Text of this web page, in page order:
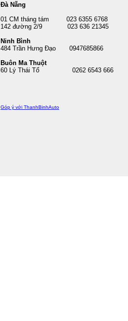
Đà Nẵng
01 CM tháng tám 023 6355 6768
142 đường 2/9 023 636 21345
Ninh Bình
484 Trần Hưng Đạo 0947685866
Buôn Ma Thuột
60 Lý Thái Tổ 0262 6543 666
Góp ý với ThanhBinhAuto